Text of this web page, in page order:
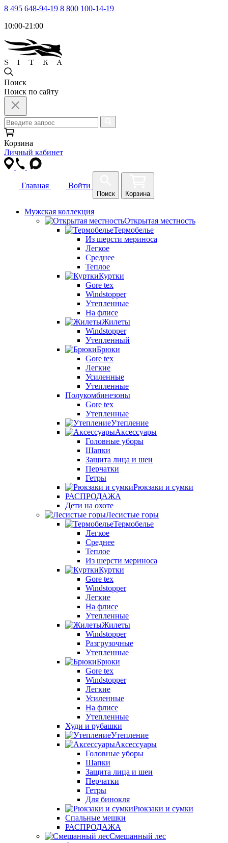
8 495 648-94-19 8 800 100-14-19
10:00-21:00
Поиск
Поиск по сайту
Корзина
Личный кабинет
Главная Войти
Поиск Корзина
Мужская коллекция
Открытая местность
Термобелье
Из шерсти мериноса
Легкое
Среднее
Теплое
Куртки
Gore tex
Windstopper
Утепленные
На флисе
Жилеты
Windstopper
Утепленный
Брюки
Gore tex
Легкие
Усиленные
Утепленные
Полукомбинезоны
Gore tex
Утепленные
Утепление
Аксессуары
Головные уборы
Шапки
Защита лица и шеи
Перчатки
Гетры
Рюкзаки и сумки
РАСПРОДАЖА
Дети на охоте
Лесистые горы
Термобелье
Легкое
Среднее
Теплое
Из шерсти мериноса
Куртки
Gore tex
Windstopper
Легкие
На флисе
Утепленные
Жилеты
Windstopper
Разгрузочные
Утепленные
Брюки
Gore tex
Windstopper
Легкие
Усиленные
На флисе
Утепленные
Худи и рубашки
Утепление
Аксессуары
Головные уборы
Шапки
Защита лица и шеи
Перчатки
Гетры
Для бинокля
Рюкзаки и сумки
Спальные мешки
РАСПРОДАЖА
Смешанный лес